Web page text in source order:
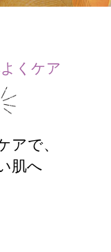
くケア
で、
肌へ